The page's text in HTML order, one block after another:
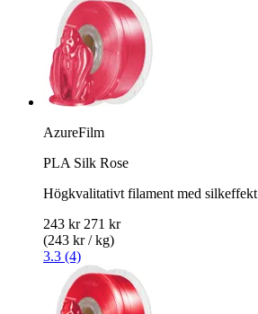
AzureFilm
PLA Silk Rose
Högkvalitativt filament med silkeffekt
243 kr 271 kr
(243 kr / kg)
3.3 (4)